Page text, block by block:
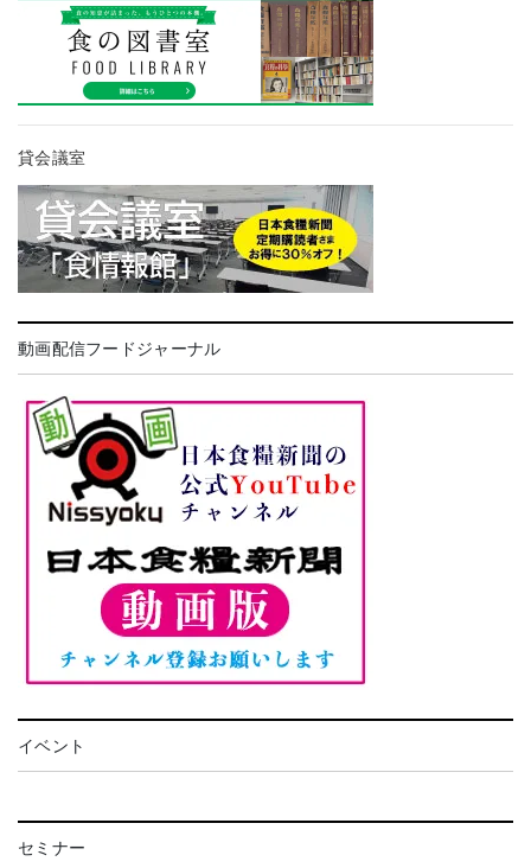
貸会議室
動画配信フードジャーナル
イベント
セミナー